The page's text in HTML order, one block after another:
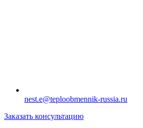
nest.e@teploobmennik-russia.ru
Заказать консультацию